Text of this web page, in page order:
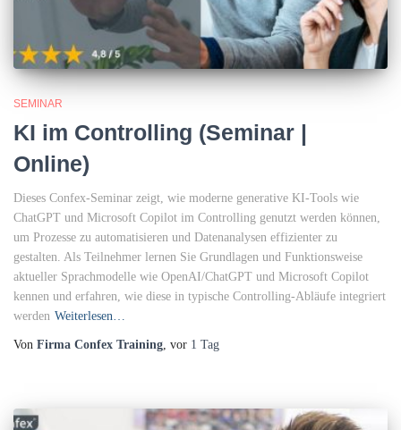
SEMINAR
KI im Controlling (Seminar |
Online)
Dieses Confex-Seminar zeigt, wie moderne generative KI-Tools wie
ChatGPT und Microsoft Copilot im Controlling genutzt werden können,
um Prozesse zu automatisieren und Datenanalysen effizienter zu
gestalten. Als Teilnehmer lernen Sie Grundlagen und Funktionsweise
aktueller Sprachmodelle wie OpenAI/ChatGPT und Microsoft Copilot
kennen und erfahren, wie diese in typische Controlling-Abläufe integriert
werden Weiterlesen…
Von Firma Confex Training , vor 1 Tag